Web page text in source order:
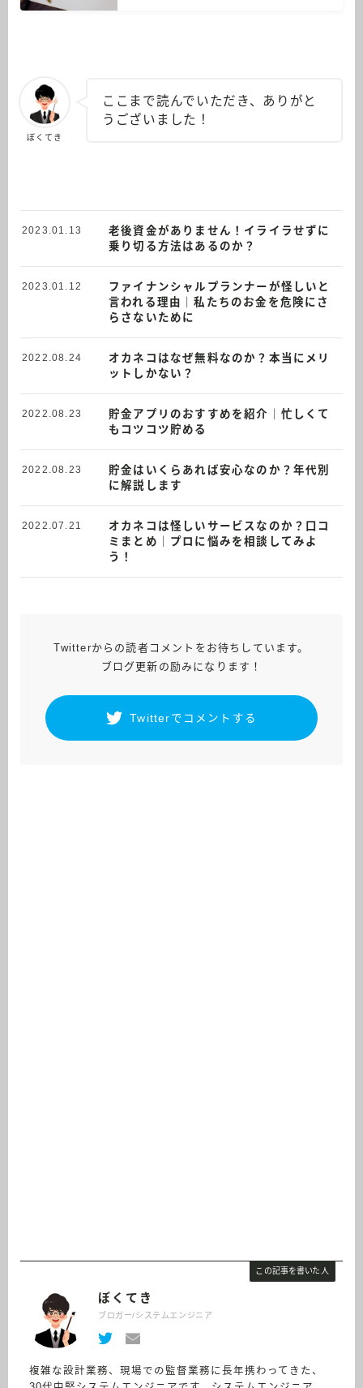
ぼくてき
ここまで読んでいただき、ありがと
うございました！
老後資金がありません！イライラせずに
乗り切る方法はあるのか？
2023.01.13
ファイナンシャルプランナーが怪しいと
言われる理由｜私たちのお金を危険にさ
らさないために
2023.01.12
オカネコはなぜ無料なのか？本当にメリ
ットしかない？
2022.08.24
貯金アプリのおすすめを紹介｜忙しくて
もコツコツ貯める
2022.08.23
貯金はいくらあれば安心なのか？年代別
に解説します
2022.08.23
オカネコは怪しいサービスなのか？口コ
ミまとめ｜プロに悩みを相談してみよ
う！
2022.07.21
Twitterからの読者コメントをお待ちしています。
ブログ更新の励みになります！
Twitterでコメントする
この記事を書いた人
ぼくてき
ブロガー/システムエンジニア
複雑な設計業務、現場での監督業務に長年携わってきた、